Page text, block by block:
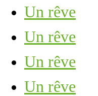
Un rêve
Un rêve
Un rêve
Un rêve